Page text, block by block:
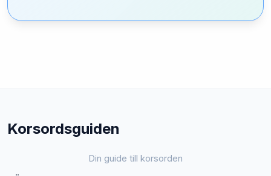
Korsordsguiden
Din guide till korsorden